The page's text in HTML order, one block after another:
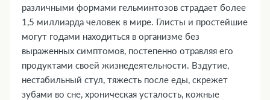
17. ТОП-5 вопросов эксперту
различными формами гельминтозов страдает более
1,5 миллиарда человек в мире. Глисты и простейшие
могут годами находиться в организме без
выраженных симптомов, постепенно отравляя его
продуктами своей жизнедеятельности. Вздутие,
нестабильный стул, тяжесть после еды, скрежет
зубами во сне, хроническая усталость, кожные